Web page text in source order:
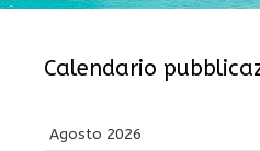
Calendario
Agosto 2026